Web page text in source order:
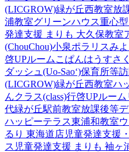
(LICGROW)緑が丘西教室放
浦教室グリーンハウス重心
発達支援 まりも 大久保教室
(ChouChou)小泉ポラリスみ
啓UPルーム こぱんはうすさ
ダッシュ(Uo-Sao‘)保育所等
(LICGROW)緑が丘西教室ハ
んクラス(class)行啓UPルーム
代緑が丘駅前教室放課後等
ハッピーテラス東浦和教室
るり 東海道店児童発達支援
ス 児童発達支援 まりも 袖ヶ